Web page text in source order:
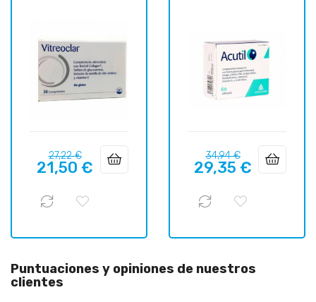
Precio
regular
27,22 €Precio
21,50 €
Precio
regular
34,94 €Precio
29,35 €
Puntuaciones y opiniones de nuestros
clientes